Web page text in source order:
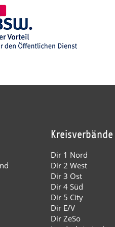
Kreisverbände
Dir 1 Nord
Dir 2 West
Dir 3 Ost
Dir 4 Süd
Dir 5 City
Dir E/V
Dir ZeSo